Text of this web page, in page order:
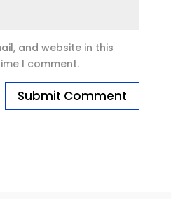
and website in this
I comment.